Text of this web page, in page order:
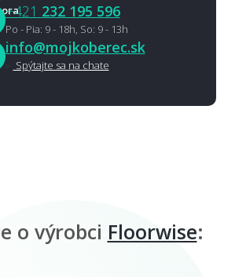
+421 232 195 596
Po - Pia: 9 - 18h, So: 9 - 13h
info@mojkoberec.sk
Spýtajte sa na chate
o výrobci Floorwise: